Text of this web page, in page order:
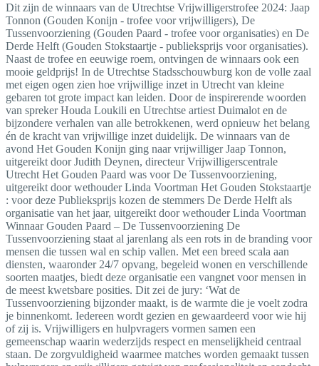
Dit zijn de winnaars van de Utrechtse Vrijwilligerstrofee 2024: Jaap
Tonnon (Gouden Konijn - trofee voor vrijwilligers), De
Tussenvoorziening (Gouden Paard - trofee voor organisaties) en De
Derde Helft (Gouden Stokstaartje - publieksprijs voor organisaties).
Naast de trofee en eeuwige roem, ontvingen de winnaars ook een
mooie geldprijs! In de Utrechtse Stadsschouwburg kon de volle zaal
met eigen ogen zien hoe vrijwillige inzet in Utrecht van kleine
gebaren tot grote impact kan leiden. Door de inspirerende woorden
van spreker Houda Loukili en Utrechtse artiest Duimalot en de
bijzondere verhalen van alle betrokkenen, werd opnieuw het belang
én de kracht van vrijwillige inzet duidelijk. De winnaars van de
avond Het Gouden Konijn ging naar vrijwilliger Jaap Tonnon,
uitgereikt door Judith Deynen, directeur Vrijwilligerscentrale
Utrecht Het Gouden Paard was voor De Tussenvoorziening,
uitgereikt door wethouder Linda Voortman Het Gouden Stokstaartje
: voor deze Publieksprijs kozen de stemmers De Derde Helft als
organisatie van het jaar, uitgereikt door wethouder Linda Voortman
Winnaar Gouden Paard – De Tussenvoorziening De
Tussenvoorziening staat al jarenlang als een rots in de branding voor
mensen die tussen wal en schip vallen. Met een breed scala aan
diensten, waaronder 24/7 opvang, begeleid wonen en verschillende
soorten maatjes, biedt deze organisatie een vangnet voor mensen in
de meest kwetsbare posities. Dit zei de jury: ‘Wat de
Tussenvoorziening bijzonder maakt, is de warmte die je voelt zodra
je binnenkomt. Iedereen wordt gezien en gewaardeerd voor wie hij
of zij is. Vrijwilligers en hulpvragers vormen samen een
gemeenschap waarin wederzijds respect en menselijkheid centraal
staan. De zorgvuldigheid waarmee matches worden gemaakt tussen